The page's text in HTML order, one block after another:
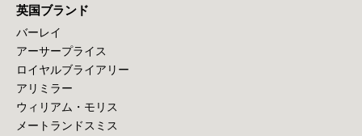
英国ブランド
バーレイ
アーサープライス
ロイヤルブライアリー
アリミラー
ウィリアム・モリス
メートランドスミス